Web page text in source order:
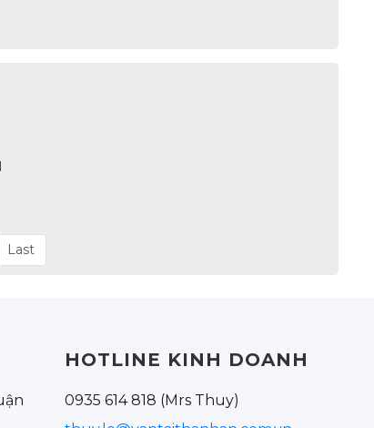
Last
HOTLINE KINH DOANH
0935 614 818 (Mrs Thuy)